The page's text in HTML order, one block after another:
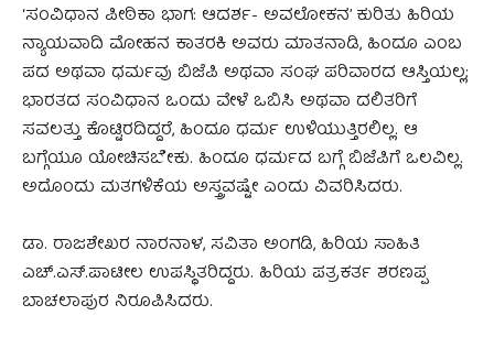
‘ಸಂವಿಧಾನ ಪೀಠಿಕಾ ಭಾಗ: ಆದರ್ಶ- ಅವಲೋಕನ’ ಕುರಿತು ಹಿರಿಯ
ನ್ಯಾಯವಾದಿ ಮೋಹನ ಕಾತರಕಿ ಅವರು ಮಾತನಾಡಿ, ಹಿಂದೂ ಎಂಬ
ಪದ ಅಥವಾ ಧರ್ಮವು ಬಿಜೆಪಿ ಅಥವಾ ಸಂಘ ಪರಿವಾರದ ಆಸ್ತಿಯಲ್ಲ;
ಭಾರತದ ಸಂವಿಧಾನ ಒಂದು ವೇಳೆ ಒಬಿಸಿ ಅಥವಾ ದಲಿತರಿಗೆ
ಸವಲತ್ತು ಕೊಟ್ಟಿರದಿದ್ದರೆ, ಹಿಂದೂ ಧರ್ಮ ಉಳಿಯುತ್ತಿರಲಿಲ್ಲ. ಆ
ಬಗ್ಗೆಯೂ ಯೋಚಿಸಬೇಕು. ಹಿಂದೂ ಧರ್ಮದ ಬಗ್ಗೆ ಬಿಜೆಪಿಗೆ ಒಲವಿಲ್ಲ.
ಅದೊಂದು ಮತಗಳಿಕೆಯ ಅಸ್ತ್ರವಷ್ಟೇ ಎಂದು ವಿವರಿಸಿದರು.
ಡಾ. ರಾಜಶೇಖರ ನಾರನಾಳ, ಸವಿತಾ ಅಂಗಡಿ, ಹಿರಿಯ ಸಾಹಿತಿ
ಎಚ್.ಎಸ್.ಪಾಟೀಲ ಉಪಸ್ಥಿತರಿದ್ದರು. ಹಿರಿಯ ಪತ್ರಕರ್ತ ಶರಣಪ್ಪ
ಬಾಚಲಾಪುರ ನಿರೂಪಿಸಿದರು.